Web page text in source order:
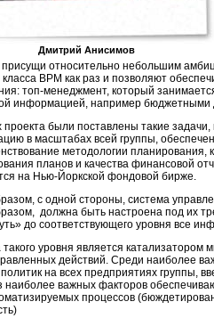
Дмитрий Анисимов
относительно небольшим
BPM как раз и позволяют
топ-менеджмент, который
информацией, например бюджетными
проекта были поставлены такие
в масштабах всей группы,
методологии планирования,
планов и качества финансовой
на Нью-Йоркской фондовой бирже.
с одной стороны, система
должна быть настроена под их
до соответствующего уровня все
уровня является катализатором
действий. Среди наиболее
на всех предприятиях группы,
наиболее важных факторов
процессов